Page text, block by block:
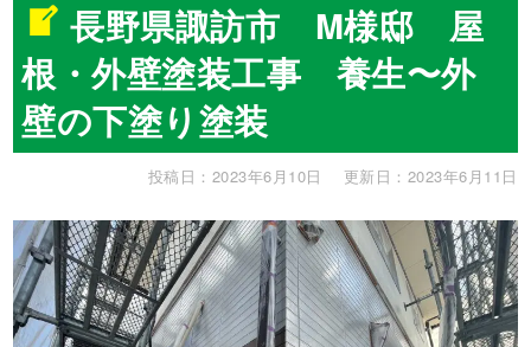
長野県諏訪市 M様邸 屋
根・外壁塗装工事 養生〜外
壁の下塗り塗装
投稿日：2023年6月10日 更新日：2023年6月11日